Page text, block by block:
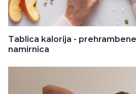
Tablica kalorija -
namirnica